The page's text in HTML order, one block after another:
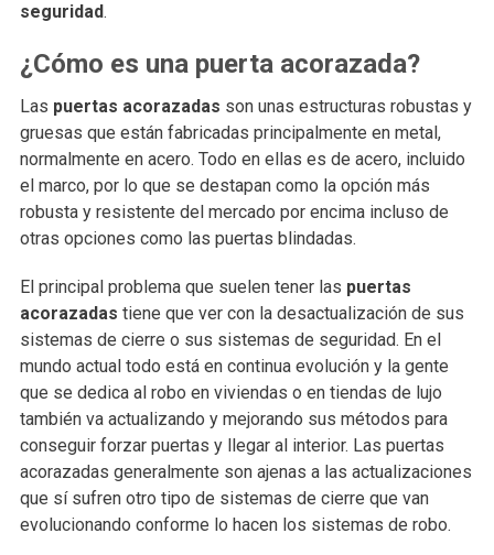
seguridad.
¿Cómo es una puerta acorazada?
Las puertas acorazadas son unas estructuras robustas y
gruesas que están fabricadas principalmente en metal,
normalmente en acero. Todo en ellas es de acero, incluido
el marco, por lo que se destapan como la opción más
robusta y resistente del mercado por encima incluso de
otras opciones como las puertas blindadas.
El principal problema que suelen tener las puertas
acorazadas tiene que ver con la desactualización de sus
sistemas de cierre o sus sistemas de seguridad. En el
mundo actual todo está en continua evolución y la gente
que se dedica al robo en viviendas o en tiendas de lujo
también va actualizando y mejorando sus métodos para
conseguir forzar puertas y llegar al interior. Las puertas
acorazadas generalmente son ajenas a las actualizaciones
que sí sufren otro tipo de sistemas de cierre que van
evolucionando conforme lo hacen los sistemas de robo.